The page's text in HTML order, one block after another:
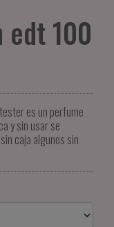
edt 100
es un perfume
y sin usar se
caja algunos sin